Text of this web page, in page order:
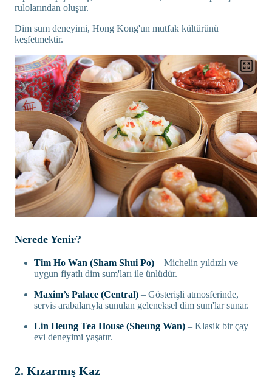
rulolarından oluşur.
Dim sum deneyimi, Hong Kong'un mutfak kültürünü
keşfetmektir.
Nerede Yenir?
Tim Ho Wan (Sham Shui Po) – Michelin yıldızlı ve
uygun fiyatlı dim sum'ları ile ünlüdür.
Maxim’s Palace (Central) – Gösterişli atmosferinde,
servis arabalarıyla sunulan geleneksel dim sum'lar sunar.
Lin Heung Tea House (Sheung Wan) – Klasik bir çay
evi deneyimi yaşatır.
2. Kızarmış Kaz